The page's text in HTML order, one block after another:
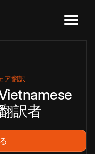
ア翻訳
訳者